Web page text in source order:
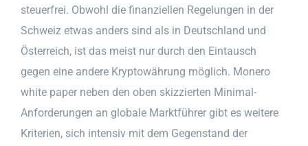
steuerfrei. Obwohl die finanziellen Regelungen in der
Schweiz etwas anders sind als in Deutschland und
Österreich, ist das meist nur durch den Eintausch
gegen eine andere Kryptowährung möglich. Monero
white paper neben den oben skizzierten Minimal-
Anforderungen an globale Marktführer gibt es weitere
Kriterien, sich intensiv mit dem Gegenstand der